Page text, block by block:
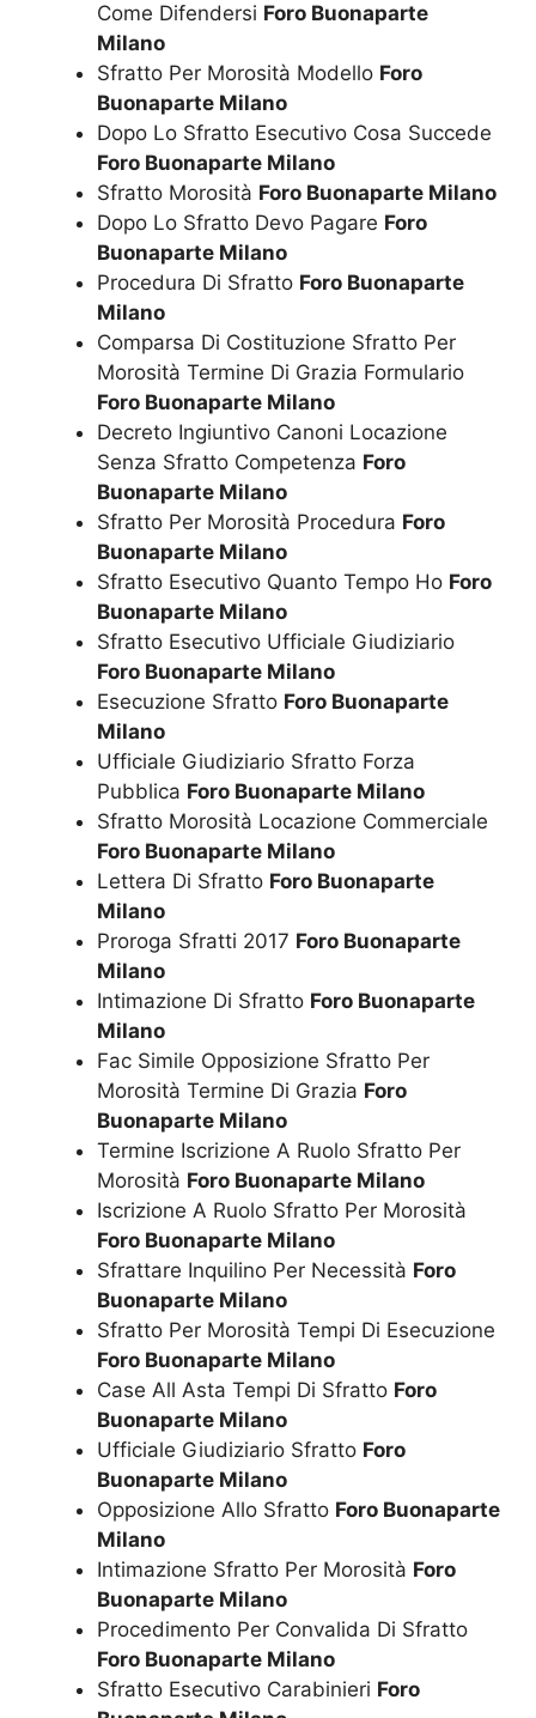
Come Difendersi Foro Buonaparte
Milano
Sfratto Per Morosità Modello Foro
Buonaparte Milano
Dopo Lo Sfratto Esecutivo Cosa Succede
Foro Buonaparte Milano
Sfratto Morosità Foro Buonaparte Milano
Dopo Lo Sfratto Devo Pagare Foro
Buonaparte Milano
Procedura Di Sfratto Foro Buonaparte
Milano
Comparsa Di Costituzione Sfratto Per
Morosità Termine Di Grazia Formulario
Foro Buonaparte Milano
Decreto Ingiuntivo Canoni Locazione
Senza Sfratto Competenza Foro
Buonaparte Milano
Sfratto Per Morosità Procedura Foro
Buonaparte Milano
Sfratto Esecutivo Quanto Tempo Ho Foro
Buonaparte Milano
Sfratto Esecutivo Ufficiale Giudiziario
Foro Buonaparte Milano
Esecuzione Sfratto Foro Buonaparte
Milano
Ufficiale Giudiziario Sfratto Forza
Pubblica Foro Buonaparte Milano
Sfratto Morosità Locazione Commerciale
Foro Buonaparte Milano
Lettera Di Sfratto Foro Buonaparte
Milano
Proroga Sfratti 2017 Foro Buonaparte
Milano
Intimazione Di Sfratto Foro Buonaparte
Milano
Fac Simile Opposizione Sfratto Per
Morosità Termine Di Grazia Foro
Buonaparte Milano
Termine Iscrizione A Ruolo Sfratto Per
Morosità Foro Buonaparte Milano
Iscrizione A Ruolo Sfratto Per Morosità
Foro Buonaparte Milano
Sfrattare Inquilino Per Necessità Foro
Buonaparte Milano
Sfratto Per Morosità Tempi Di Esecuzione
Foro Buonaparte Milano
Case All Asta Tempi Di Sfratto Foro
Buonaparte Milano
Ufficiale Giudiziario Sfratto Foro
Buonaparte Milano
Opposizione Allo Sfratto Foro Buonaparte
Milano
Intimazione Sfratto Per Morosità Foro
Buonaparte Milano
Procedimento Per Convalida Di Sfratto
Foro Buonaparte Milano
Sfratto Esecutivo Carabinieri Foro